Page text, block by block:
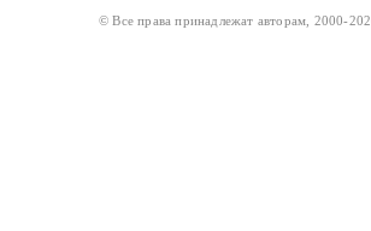
© Все права принадлежат авторам, 2000-